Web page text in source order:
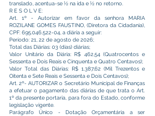
translado, acentua-se ½ na ida e ½ no retorno.
R E S O L V E:
Art. 1º - Autorizar em favor da senhora MARIA
ROZILANE GOMES FAUSTINO, (Diretora da Cidadania),
CPF: 695.046.522-04, a diária a seguir:
Período: 21, 22 de agosto de 2026;
Total das Diárias: 03 (dias) diárias;
Valor Unitário da Diária: R$ 462,54 (Quatrocentos e
Sessenta e Dois Reais e Cinquenta e Quatro Centavos);
Valor Total das Diárias: R$ 1.387,62 (Mil Trezentos e
Oitenta e Sete Reais e Sessenta e Dois Centavos);
Art. 2º- AUTORIZAR o Secretário Municipal de Finanças
a efetuar o pagamento das diárias de que trata o Art.
1º da presente portaria, para fora do Estado, conforme
legislação vigente.
Parágrafo Único - Dotação Orçamentária a ser